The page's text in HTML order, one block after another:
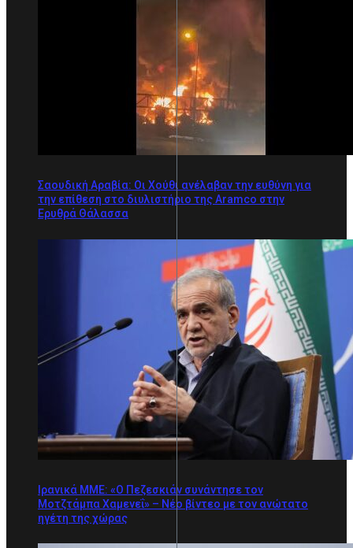
Σαουδική Αραβία: Οι Χούθι ανέλαβαν την ευθύνη για
την επίθεση στο διυλιστήριο της Aramco στην
Ερυθρά Θάλασσα
Ιρανικά ΜΜΕ: «Ο Πεζεσκιάν συνάντησε τον
Μοτζτάμπα Χαμενεΐ» – Νέο βίντεο με τον ανώτατο
ηγέτη της χώρας